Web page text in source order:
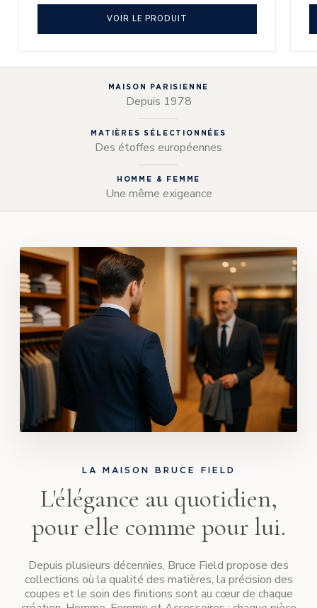
VOIR LE PRODUIT
MAISON PARISIENNE
Depuis 1978
MATIÈRES SÉLECTIONNÉES
Des étoffes européennes
HOMME & FEMME
Une même exigeance
LA MAISON BRUCE FIELD
L'élégance au quotidien,
pour elle comme pour lui.
Depuis plusieurs décennies, Bruce Field propose des
collections où la qualité des matières, la précision des
coupes et le soin des finitions sont au cœur de chaque